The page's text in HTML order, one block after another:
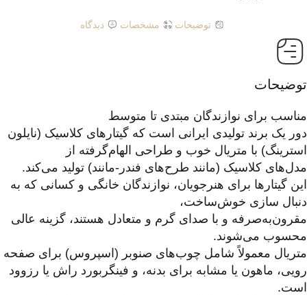
توضیحات مشخصات دیدگاه
توضیحات
مناسب برای نوازندگان مبتدی تا متوسط
دور یک برند تولیدی ایرانی است که گیتارهای کلاسیک (نایلون
استرینگ) با متریال خوب و طراحی الهام‌گرفته از
مدل‌های کلاسیک (مانند طرح‌های فندر-مانند) تولید می‌کند.
این گیتارها برای هنرجویان، نوازندگان خانگی و کسانی که به
دنبال سازی خوش‌ساخت،
مقرون‌به‌صرفه و با صدای گرم و متعادل هستند، گزینه عالی
محسوب می‌شوند.
متریال معمولاً شامل چوب‌های صنوبر (اسپروس) برای صفحه
رویی، ماهون یا مشابه برای بدنه، و فینگربورد راش یا رزوود
است.